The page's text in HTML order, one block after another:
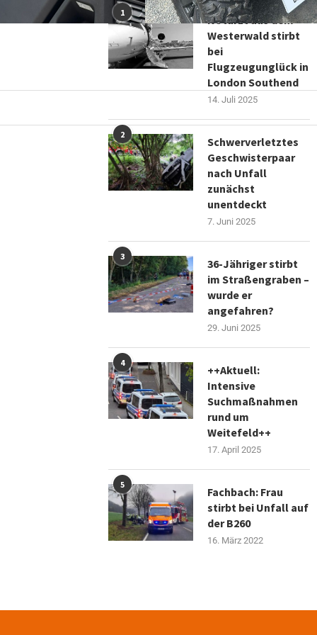
1
Notarzt aus dem
Westerwald stirbt
bei
Flugzeugunglück in
London Southend
14. Juli 2025
2
Schwerverletztes
Geschwisterpaar
nach Unfall
zunächst
unentdeckt
7. Juni 2025
3
36-Jähriger stirbt
im Straßengraben –
wurde er
angefahren?
29. Juni 2025
4
++Aktuell:
Intensive
Suchmaßnahmen
rund um
Weitefeld++
17. April 2025
5
Fachbach: Frau
stirbt bei Unfall auf
der B260
16. März 2022